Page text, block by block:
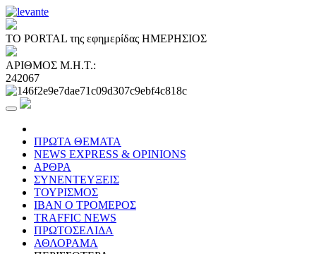
ΤΟ PORTAL της εφημερίδας ΗΜΕΡΗΣΙΟΣ
ΑΡΙΘΜΟΣ Μ.Η.Τ.:
242067
ΠΡΩΤΑ ΘΕΜΑΤΑ
NEWS EXPRESS & OPINIONS
ΑΡΘΡΑ
ΣΥΝΕΝΤΕΥΞΕΙΣ
ΤΟΥΡΙΣΜΟΣ
ΙΒΑΝ Ο ΤΡΟΜΕΡΟΣ
TRAFFIC NEWS
ΠΡΩΤΟΣΕΛΙΔΑ
ΑΘΛΟΡΑΜΑ